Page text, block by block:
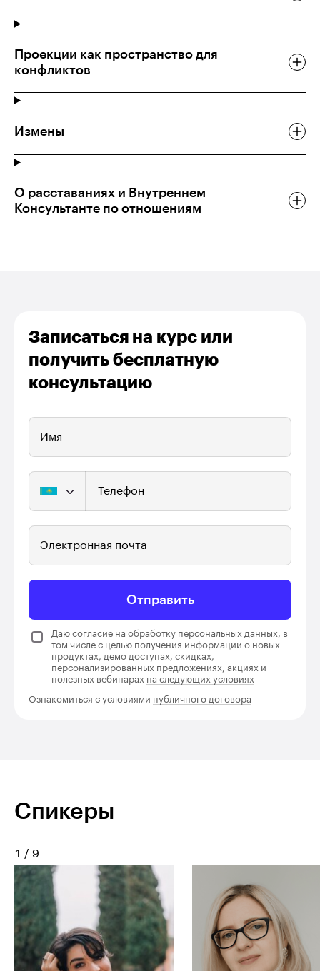
Проекции как пространство для
конфликтов
Измены
О расставаниях и Внутреннем
Консультанте по отношениям
Записаться на курс или
получить бесплатную
консультацию
Имя
Телефон
Электронная почта
Отправить
Даю согласие на обработку персональных данных, в
том числе с целью получения информации о новых
продуктах, демо доступах, скидках,
персонализированных предложениях, акциях и
полезных вебинарах на следующих условиях
Ознакомиться с условиями публичного договора
Спикеры
1 / 9